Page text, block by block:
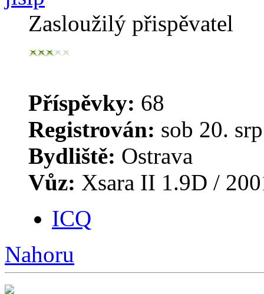
Zasloužilý přispěvatel
Příspěvky: 68
Registrován: sob 20.
Bydliště: Ostrava
Vůz: Xsara II 1.9D /
ICQ
Nahoru